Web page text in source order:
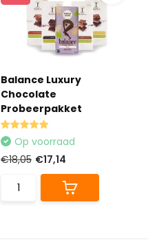
Balance Luxury
Chocolate
Probeerpakket
Op voorraad
€18,05 €17,14